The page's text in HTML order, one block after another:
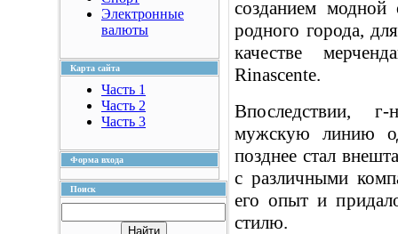
Электронные
валюты
Карта сайта
Часть 1
Часть 2
Часть 3
Форма входа
Поиск
созданием
родного города,
качестве
Rinascente.
Впоследствии,
мужскую линию
позднее стал
с различными
его опыт и
стилю.